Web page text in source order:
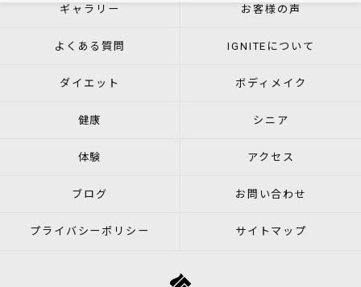
ギャラリー お客様の声
よくある質問 IGNITEについて
ダイエット ボディメイク
健康 シニア
体験 アクセス
ブログ お問い合わせ
プライバシーポリシー サイトマップ